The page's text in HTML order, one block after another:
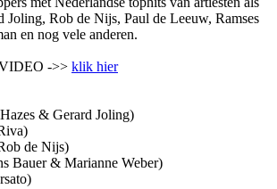
Joling, Rob de Nijs, Paul de Leeuw, Ramses
en nog vele anderen.
->> klik hier
& Gerard Joling)
de Nijs)
Bauer & Marianne Weber)